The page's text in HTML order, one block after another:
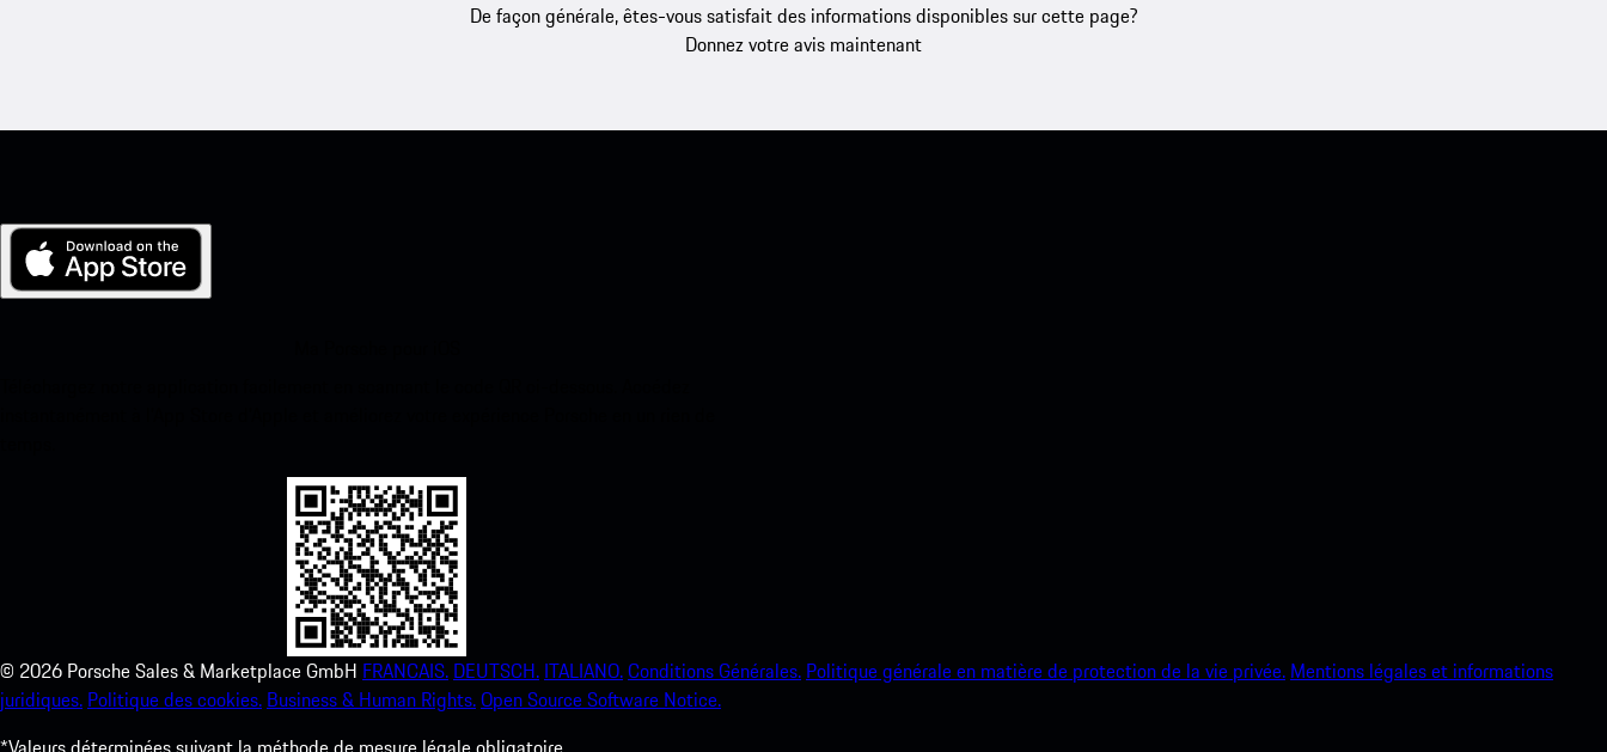
De façon générale, êtes-vous satisfait des informations disponibles sur cette page?
Donnez votre avis maintenant
© 2026 Porsche Sales & Marketplace GmbH FRANCAIS. DEUTSCH. ITALIANO.Conditions Générales. Politique générale en matière de protection de la vie privée. Mentions légales et informations
juridiques. Politique des cookies. Business & Human Rights.Open Source Software Notice.